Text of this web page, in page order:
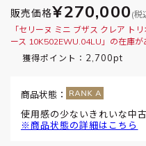
販売価格¥270,000 (税
「セリーヌ ミニ ブザス クレア ト
ース 10K502EWU.04LU」の在庫が
獲得ポイント： 2,700pt
商品状態：
使用感の少ないきれいな中
※商品状態の詳細はこちら